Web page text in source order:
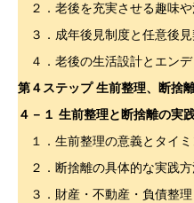
２．老後を充実させる趣味や
３．成年後見制度と任意後
４．老後の生活設計とエンデ
第４ステップ 生前整理、断捨
４－１ 生前整理と断捨離の実
１．生前整理の意義とタイ
２．断捨離の具体的な実践
３．財産・不動産・負債整